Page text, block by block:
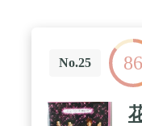
No.25 86